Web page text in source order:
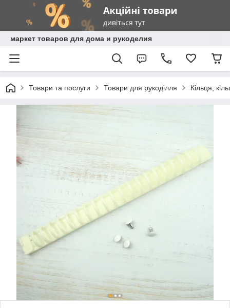
маркет товаров для дома и рукоделия
Товари та послуги Товари для рукоділля Кільця,